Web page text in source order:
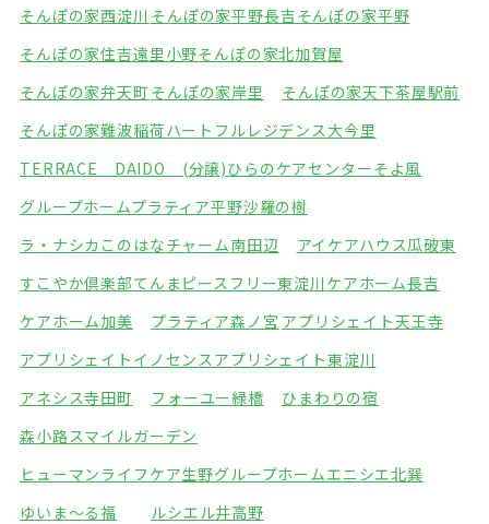
そんぽの家西淀川 そんぽの家平野長吉そんぽの家平野
そんぽの家住吉遠里小野そんぽの家北加賀屋
そんぽの家弁天町 そんぽの家岸里
そんぽの家天下茶屋駅前
そんぽの家難波稲荷ハートフルレジデンス大今里
TERRACE DAIDO (分譲)ひらのケアセンターそよ風
グループホームプラティア平野沙羅の樹
ラ・ナシカこのはなチャーム南田辺
アイケアハウス瓜破東
すこやか倶楽部てんま ピースフリー東淀川 ケアホーム長吉
ケアホーム加美
プラティア森ノ宮 アプリシェイト天王寺
アプリシェイトイノセンス アプリシェイト東淀川
アネシス寺田町
フォーユー緑橋
ひまわりの宿
森小路スマイルガーデン
ヒューマンライフケア生野グループホームエニシエ北巽
ゆいま～る福
ルシエル井高野